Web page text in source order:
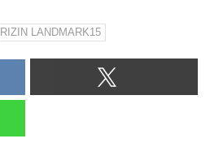
RIZIN LANDMARK15